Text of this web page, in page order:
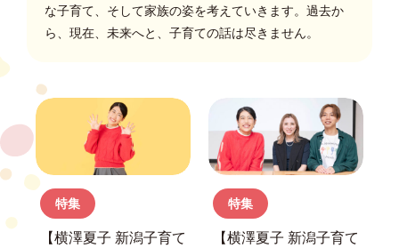
な子育て、そして家族の姿を考えていきます。過去か
ら、現在、未来へと、子育ての話は尽きません。
特集
【横澤夏子 新潟子育て
特集
【横澤夏子 新潟子育て